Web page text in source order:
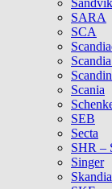
SARA
SCA
Scania
SEB
Secta
SHR –
Singer
Skandia